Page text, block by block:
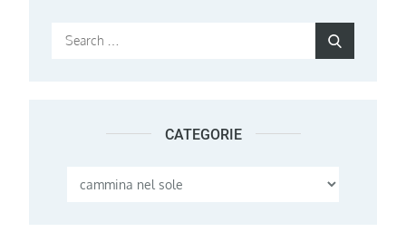
Search
CATEGORIE
Categorie